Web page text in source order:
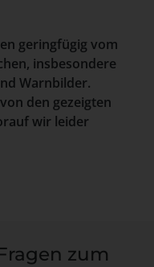
geringfügig vom
insbesondere
Warnbilder.
den gezeigten
wir leider
zum